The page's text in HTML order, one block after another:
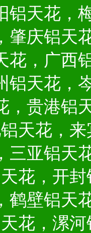
铝天花，
肇庆铝天
花，广西
铝天花，
，贵港铝
天花，
三亚铝天
花，开
鹤壁铝天
花，漯